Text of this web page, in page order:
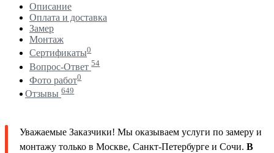
Описание
Оплата и доставка
Замер
Монтаж
Сертификаты0
Вопрос-Ответ 54
Фото работ0
Отзывы 649
Уважаемые Заказчики! Мы оказываем услуги по замеру и
монтажу только в Москве, Санкт-Петербурге и Сочи. В